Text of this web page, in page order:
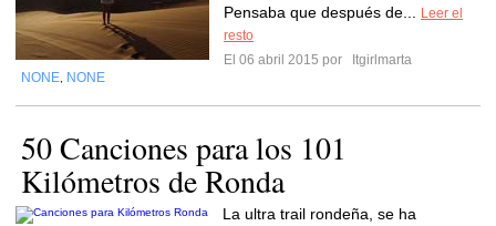
Pensaba que después de...
Leer el
resto
El 06 abril 2015 por
Itgirlmarta
NONE NONE
50 Canciones para los 101
Kilómetros de Ronda
La ultra trail rondeña, se ha